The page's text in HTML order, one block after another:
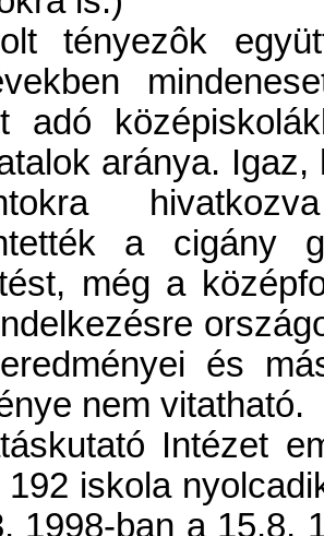
tényezôk
adó
aránya.
a cigány
még a
és
nem vitatható.
Intézet
iskola
1998-ban a 15,8,